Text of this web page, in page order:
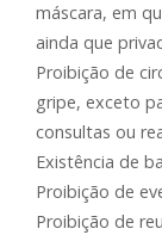
máscara, em
ainda que
Proibição de
gripe, exceto
consultas ou
Existência de
Proibição de
Proibição de